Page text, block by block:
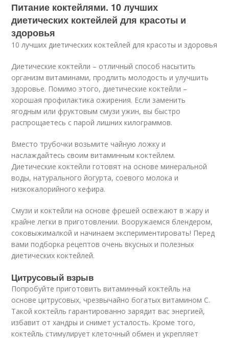
Питание коктейлями. 10 лучших
диетических коктейлей для красоты и
здоровья
10 лучших диетических коктейлей для красоты и здоровья
Диетические коктейли – отличный способ насытить
организм витаминами, продлить молодость и улучшить
здоровье. Помимо этого, диетические коктейли –
хорошая профилактика ожирения. Если заменить
ягодным или фруктовым смузи ужин, вы быстро
распрощаетесь с парой лишних килограммов.
Вместо трубочки возьмите чайную ложку и
наслаждайтесь своим витаминным коктейлем.
Диетические коктейли готовят на основе минеральной
воды, натурального йогурта, соевого молока и
низкокалорийного кефира.
Смузи и коктейли на основе фрешей освежают в жару и
крайне легки в приготовлении. Вооружаемся блендером,
соковыжималкой и начинаем экспериментировать! Перед
вами подборка рецептов очень вкусных и полезных
диетических коктейлей.
Цитрусовый взрыв
Попробуйте приготовить витаминный коктейль на
основе цитрусовых, чрезвычайно богатых витамином С.
Такой коктейль гарантированно зарядит вас энергией,
избавит от хандры и снимет усталость. Кроме того,
коктейль стимулирует клеточный обмен и укрепляет